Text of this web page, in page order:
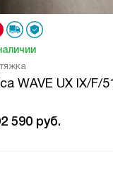
WAVE UX IX/F/51
590 руб.